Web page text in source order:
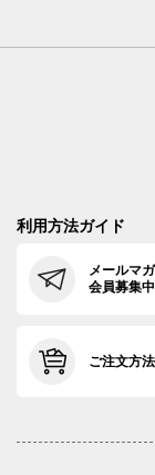
利用方法ガイド
メールマ
会員募集中
ご注文方法